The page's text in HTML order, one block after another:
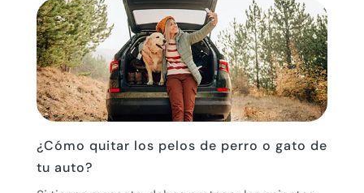
¿Cómo quitar los pelos de perro o gato de
tu auto?